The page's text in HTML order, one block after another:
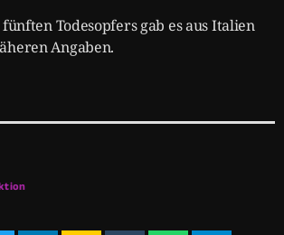
Todesopfers gab es aus Italien
Angaben.